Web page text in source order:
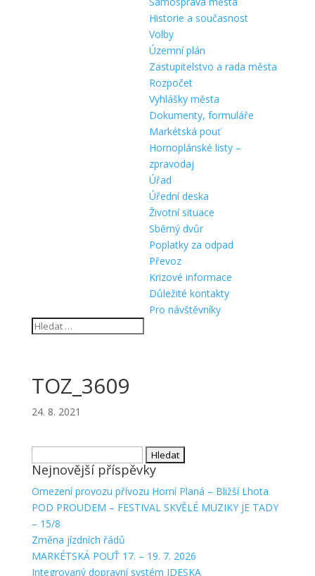
Historie a současnost
Volby
Územní plán
Zastupitelstvo a rada města
Rozpočet
Vyhlášky města
Dokumenty, formuláře
Markétská pouť
Hornoplánské listy –
zpravodaj
Úřad
Úřední deska
Životní situace
Sběrný dvůr
Poplatky za odpad
Převoz
Krizové informace
Důležité kontakty
Pro návštěvníky
TOZ_3609
24. 8. 2021
Nejnovější příspěvky
Omezení provozu přívozu Horní Planá – Bližší Lhota
POD PROUDEM – FESTIVAL SKVĚLÉ MUZIKY JE TADY
– 15/8
Změna jízdních řádů
MARKÉTSKÁ POUŤ 17. – 19. 7. 2026
Integrovaný dopravní systém IDESKA